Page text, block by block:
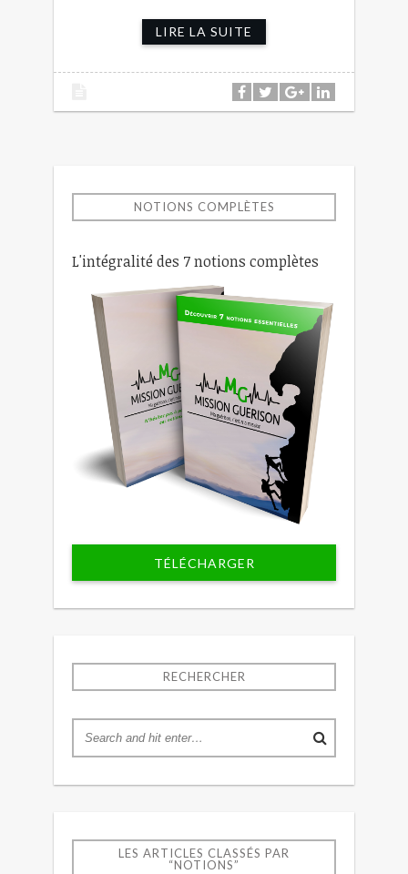
LIRE LA SUITE
NOTIONS COMPLÈTES
L'intégralité des 7 notions complètes
TÉLÉCHARGER
RECHERCHER
LES ARTICLES CLASSÉS PAR
“NOTIONS”